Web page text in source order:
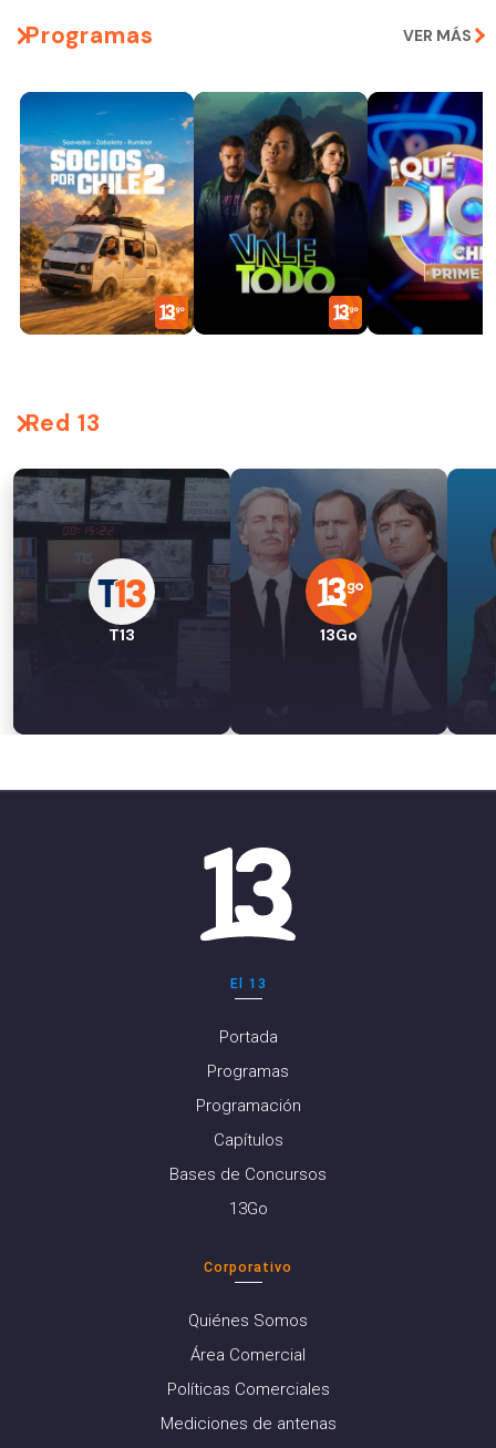
Programas VER MÁS
Red 13
T13 13Go
El 13
Portada
Programas
Programación
Capítulos
Bases de Concursos
13Go
Corporativo
Quiénes Somos
Área Comercial
Políticas Comerciales
Mediciones de antenas